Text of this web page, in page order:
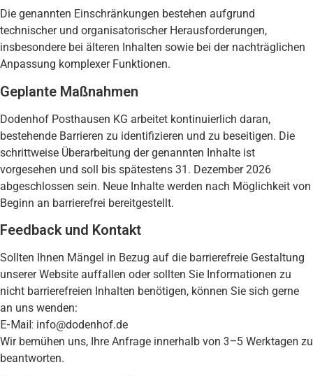
Die genannten Einschränkungen bestehen aufgrund
technischer und organisatorischer Herausforderungen,
insbesondere bei älteren Inhalten sowie bei der nachträglichen
Anpassung komplexer Funktionen.
Geplante Maßnahmen
Dodenhof Posthausen KG arbeitet kontinuierlich daran,
bestehende Barrieren zu identifizieren und zu beseitigen. Die
schrittweise Überarbeitung der genannten Inhalte ist
vorgesehen und soll bis spätestens 31. Dezember 2026
abgeschlossen sein. Neue Inhalte werden nach Möglichkeit von
Beginn an barrierefrei bereitgestellt.
Feedback und Kontakt
Sollten Ihnen Mängel in Bezug auf die barrierefreie Gestaltung
unserer Website auffallen oder sollten Sie Informationen zu
nicht barrierefreien Inhalten benötigen, können Sie sich gerne
an uns wenden:
E-Mail: info@dodenhof.de
Wir bemühen uns, Ihre Anfrage innerhalb von 3–5 Werktagen zu
beantworten.